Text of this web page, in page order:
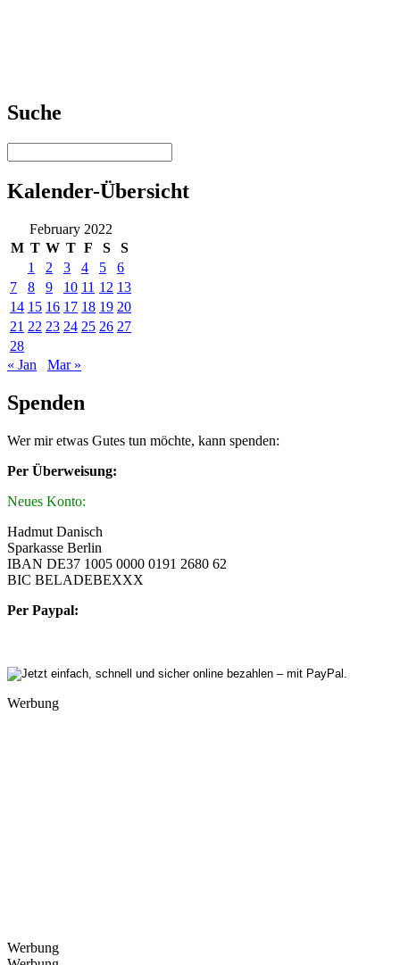
Suche
Kalender-Übersicht
February 2022
M T W T F S
S
1
2 3 4 5
6
7
8 9 10 11 12 13
14 15 16 17 18 19 20
21 22 23 24 25 26 27
28
« Jan
Mar »
Spenden
Wer mir etwas Gutes tun möchte, kann spenden:
Per Überweisung:
Neues Konto:
Hadmut Danisch
Sparkasse Berlin
IBAN DE37 1005 0000 0191 2680 62
BIC BELADEBEXXX
Per Paypal:
Werbung
Werbung